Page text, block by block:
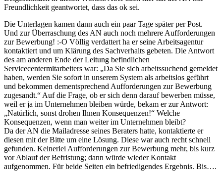
Freundlichkeit geantwortet, dass das ok sei.
Die Unterlagen kamen dann auch ein paar Tage später per Post.
Und zur Überraschung des AN auch noch mehrere Aufforderungen
zur Bewerbung! :-O Völlig verdattert ha er seine Arbeitsagentur
kontaktiert und um Klärung des Sachverhalts gebeten. Die Antwort
des am anderen Ende der Leitung befindlichen
Servicecentermitarbeiters war: „Da Sie sich arbeitssuchend gemeldet
haben, werden Sie sofort in unserem System als arbeitslos geführt
und bekommen dementsprechend Aufforderungen zur Bewerbung
zugesandt.“ Auf die Frage, ob er sich denn darauf bewerben müsse,
weil er ja im Unternehmen bleiben würde, bekam er zur Antwort:
„Natürlich, sonst drohen Ihnen Konsequenzen!“ Welche
Konsequenzen, wenn man weiter im Unternehmen bleibt?
Da der AN die Mailadresse seines Beraters hatte, kontaktierte er
diesen mit der Bitte um eine Lösung. Diese war auch recht schnell
gefunden. Keinerlei Aufforderungen zur Bewerbung mehr, bis kurz
vor Ablauf der Befristung; dann würde wieder Kontakt
aufgenommen. Für beide Seiten ein befriedigendes Ergebnis. Bis….